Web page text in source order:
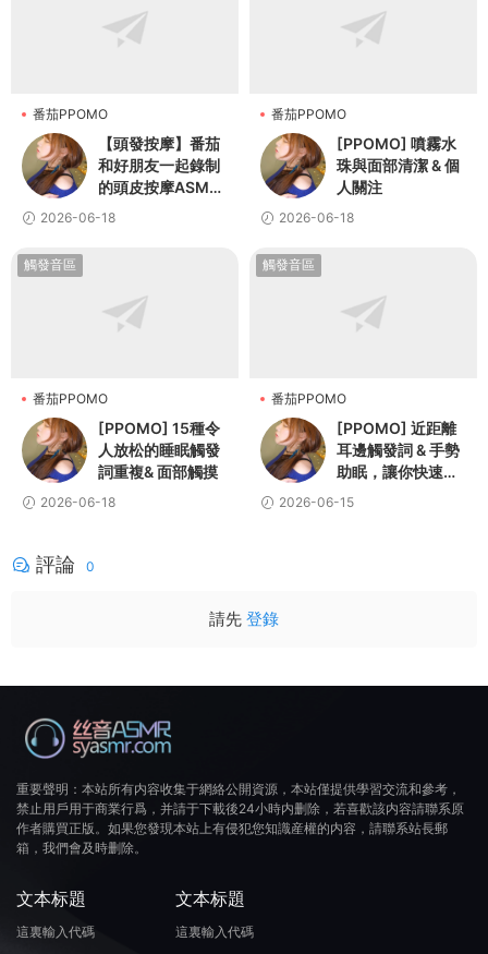
番茄PPOMO
【頭發按摩】番茄
和好朋友一起錄制
的頭皮按摩ASMR
💆👩
2026-06-18
番茄PPOMO
[PPOMO] 噴霧水
珠與面部清潔 & 個
人關注
2026-06-18
觸發音區
番茄PPOMO
[PPOMO] 15種令
人放松的睡眠觸發
詞重複& 面部觸摸
2026-06-18
觸發音區
番茄PPOMO
[PPOMO] 近距離
耳邊觸發詞 & 手勢
助眠，讓你快速入
睡
2026-06-15
評論 0
請先 登錄
重要聲明：本站所有内容收集于網絡公開資源，本站僅提供學習交流和參考，
禁止用戶用于商業行爲，并請于下載後24小時内删除，若喜歡該内容請聯系原
作者購買正版。如果您發現本站上有侵犯您知識産權的内容，請聯系站長郵
箱，我們會及時删除。
文本标題
這裏輸入代碼
文本标題
這裏輸入代碼